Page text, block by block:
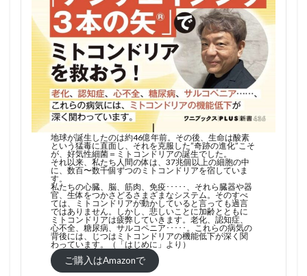
地球が誕生したのは約46億年前。その後、生命は酸素
という猛毒に直面し、それを克服した”奇跡の進化”こそ
が、好気性細菌＝ミトコンドリアの誕生でした。
それ以来、私たち人間の体は、37兆個以上の細胞の中
に、数百〜数千個ずつのミトコンドリアを宿していま
す。
私たちの心臓、脳、筋肉、免疫･････、それら臓器や器
官、生体をつかさどるさまざまなシステム。そのすべ
ては、ミトコンドリアが動かしていると言っても過言
ではありません。しかし、悲しいことに加齢とともに
ミトコンドリアは疲弊していきます。老化、認知症、
心不全、糖尿病、サルコペニア･････。これらの病気の
背後には、じつはミトコンドリアの機能低下が深く関
わっています。（「はじめに」より）
ご購入はAmazonで